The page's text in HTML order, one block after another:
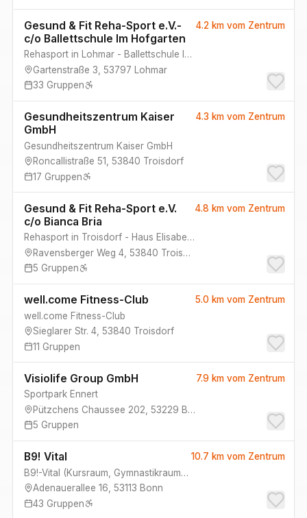
Gesund & Fit Reha-Sport e.V.-
c/o Ballettschule Im Hofgarten
Rehasport in Lohmar - Ballettschule Im Hofgarten
Gartenstraße 3 53797 Lohmar
33 Gruppen
4.2 kmvom Zentrum
Gesundheitszentrum Kaiser
GmbH
Gesundheitszentrum Kaiser GmbH
Roncallistraße 51
53840 Troisdorf
17 Gruppen
4.3 kmvom Zentrum
Gesund & Fit Reha-Sport e.V.
c/o Bianca Bria
Rehasport in Troisdorf - Haus Elisabeth - Bianca Bria
Ravensberger Weg 4 53840 Troisdorf
5 Gruppen
4.8 kmvom Zentrum
well.come Fitness-Club
well.come Fitness-Club
Sieglarer Str. 4 53840 Troisdorf
11 Gruppen
5.0 kmvom Zentrum
Visiolife Group GmbH
Sportpark Ennert
Pützchens Chaussee 202 53229 Bonn
5 Gruppen
7.9 kmvom Zentrum
B9! Vital
B9!-Vital (Kursraum, Gymnastikraum 2
Adenauerallee 16 53113 Bonn
43 Gruppen
10.7 kmvom Zentrum